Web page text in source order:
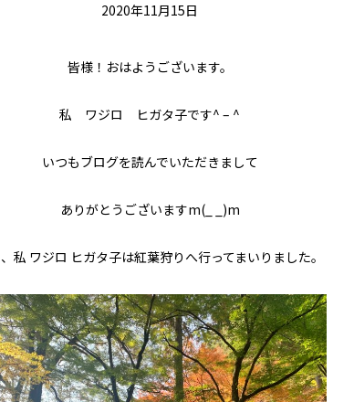
2020年11月15日
皆様！おはようございます。
私 ワジロ ヒガタ子です^ – ^
いつもブログを読んでいただきまして
ありがとうございますm(_ _)m
私 ワジロ ヒガタ子は紅葉狩りへ行ってまいりました。